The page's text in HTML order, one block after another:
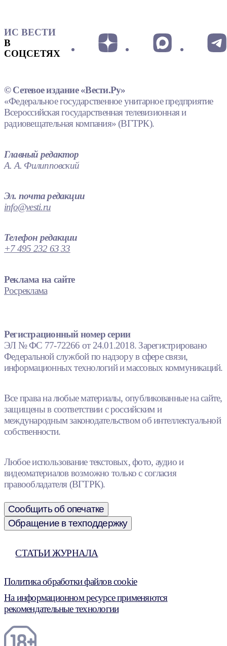
ИС ВЕСТИ
В
СОЦСЕТЯХ
© Сетевое издание «Вести.Ру»
«Федеральное государственное унитарное предприятие
Всероссийская государственная телевизионная и
радиовещательная компания» (ВГТРК).
Главный редактор
А. А. Филипповский
Эл. почта редакции
info@vesti.ru
Телефон редакции
+7 495 232 63 33
Реклама на сайте
Росреклама
Регистрационный номер серии
ЭЛ № ФС 77-72266 от 24.01.2018. Зарегистрировано
Федеральной службой по надзору в сфере связи,
информационных технологий и массовых коммуникаций.
Все права на любые материалы, опубликованные на сайте,
защищены в соответствии с российским и
международным законодательством об интеллектуальной
собственности.
Любое использование текстовых, фото, аудио и
видеоматериалов возможно только с согласия
правообладателя (ВГТРК).
Сообщить об опечатке
Обращение в техподдержку
СТАТЬИ ЖУРНАЛА
Политика обработки файлов cookie
На информационном ресурсе применяются
рекомендательные технологии